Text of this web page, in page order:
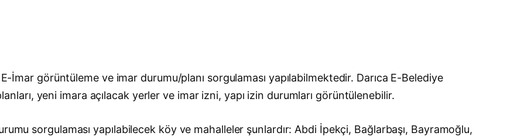
İmar görüntüleme ve imar durumu/planı sorgulaması yapılabilmektedir. Darıca E-Belediye
yeni imara açılacak yerler ve imar izni, yapı izin durumları görüntülenebilir.
sorgulaması yapılabilecek köy ve mahalleler şunlardır: Abdi İpekçi, Bağlarbaşı, Bayramoğlu,